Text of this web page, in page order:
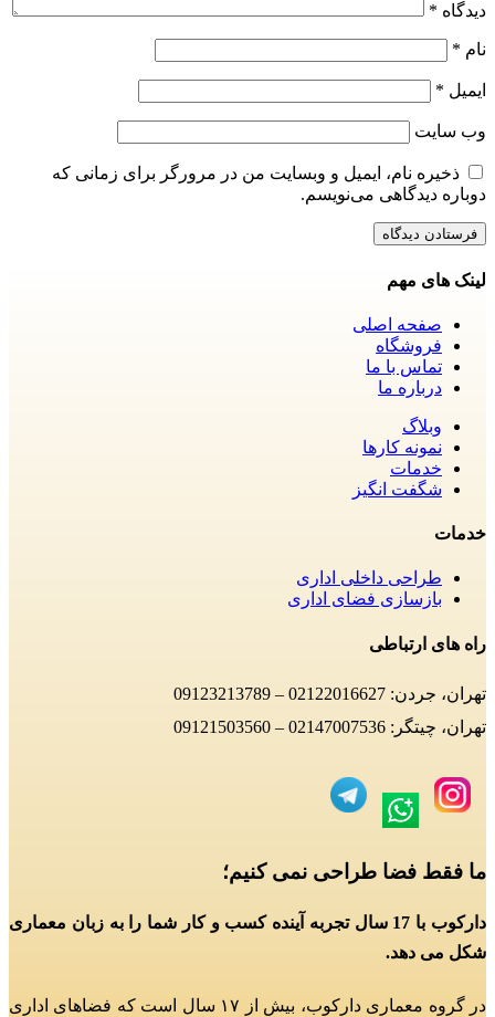
دیدگاه *
نام *
ایمیل *
وب‌ سایت
ذخیره نام، ایمیل و وبسایت من در مرورگر برای زمانی که
دوباره دیدگاهی می‌نویسم.
لینک های مهم
صفحه اصلی
فروشگاه
تماس با ما
درباره ما
وبلاگ
نمونه کارها
خدمات
شگفت انگیز
خدمات
طراحی داخلی اداری
بازسازی فضای اداری
راه های ارتباطی
تهران، جردن: 02122016627 – 09123213789
تهران، چیتگر: 02147007536 – 09121503560
ما فقط فضا طراحی نمی کنیم؛
دارکوب با 17 سال تجربه آینده کسب و کار شما را به زبان معماری
شکل می دهد.
در گروه معماری دارکوب، بیش از ۱۷ سال است که فضاهای اداری